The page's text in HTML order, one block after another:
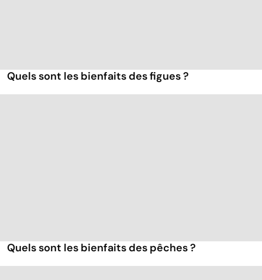
Quels sont les bienfaits des figues ?
Quels sont les bienfaits des pêches ?